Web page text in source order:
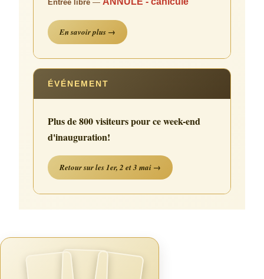
Entrée libre —
En savoir plus →
ÉVÉNEMENT
Plus de 800 visiteurs pour ce week-end
d'inauguration!
Retour sur les 1er, 2 et 3 mai →